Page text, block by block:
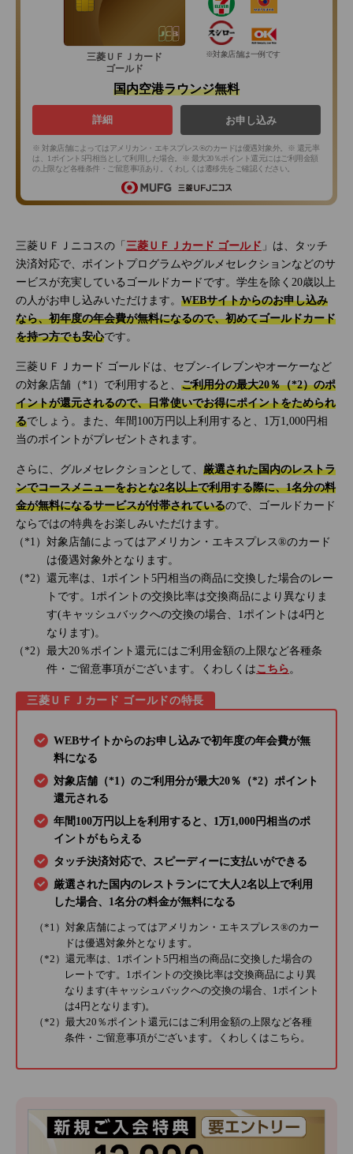
三菱ＵＦＪカード
ゴールド
※対象店舗は一例です
国内空港ラウンジ無料
詳細 お申し込み
※ 対象店舗によってはアメリカン・エキスプレス®のカードは優遇対象外。※ 還元率
は、1ポイント5円相当として利用した場合。※ 最大20％ポイント還元にはご利用金額
の上限など各種条件・ご留意事項あり。くわしくは遷移先をご確認ください。
三菱ＵＦＪニコスの「 三菱ＵＦＪカード ゴールド 」は、タッチ
決済対応で、ポイントプログラムやグルメセレクションなどのサ
ービスが充実しているゴールドカードです。学生を除く20歳以上
の人がお申し込みいただけます。 WEBサイトからのお申し込み
なら、初年度の年会費が無料になるので、初めてゴールドカード
を持つ方でも安心です。
三菱ＵＦＪカード ゴールドは、セブン‐イレブンやオーケーなど
の対象店舗（*1）で利用すると、 ご利用分の最大20％（*2）のポ
イントが還元されるので、日常使いでお得にポイントをためられ
るでしょう。また、年間100万円以上利用すると、1万1,000円相
当のポイントがプレゼントされます。
さらに、グルメセレクションとして、 厳選された国内のレストラ
ンでコースメニューをおとな2名以上で利用する際に、1名分の料
金が無料になるサービスが付帯されているので、ゴールドカード
ならではの特典をお楽しみいただけます。
対象店舗によってはアメリカン・エキスプレス®のカード
は優遇対象外となります。
還元率は、1ポイント5円相当の商品に交換した場合のレー
トです。1ポイントの交換比率は交換商品により異なりま
す(キャッシュバックへの交換の場合、1ポイントは4円と
なります)。
最大20％ポイント還元にはご利用金額の上限など各種条
件・ご留意事項がございます。くわしくはこちら。
三菱ＵＦＪカード ゴールドの特長
WEBサイトからのお申し込みで初年度の年会費が無
料になる
対象店舗（*1）のご利用分が最大20％（*2）ポイント
還元される
年間100万円以上を利用すると、1万1,000円相当のポ
イントがもらえる
タッチ決済対応で、スピーディーに支払いができる
厳選された国内のレストランにて大人2名以上で利用
した場合、1名分の料金が無料になる
（*1）対象店舗によってはアメリカン・エキスプレス®のカー
ドは優遇対象外となります。
（*2）還元率は、1ポイント5円相当の商品に交換した場合の
レートです。1ポイントの交換比率は交換商品により異
なります(キャッシュバックへの交換の場合、1ポイント
は4円となります)。
（*2）最大20％ポイント還元にはご利用金額の上限など各種
条件・ご留意事項がございます。くわしくはこちら 。